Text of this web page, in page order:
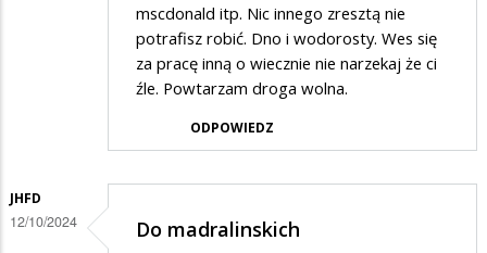
mscdonald itp. Nic innego zresztą nie
potrafisz robić. Dno i wodorosty. Wes się
za pracę inną o wiecznie nie narzekaj że ci
źle. Powtarzam droga wolna.
ODPOWIEDZ
JHFD
12/10/2024 Do madralinskich